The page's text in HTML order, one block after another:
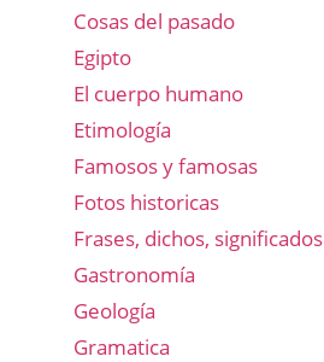
Cosas del pasado
Egipto
El cuerpo humano
Etimología
Famosos y famosas
Fotos historicas
Frases, dichos, significados
Gastronomía
Geología
Gramatica